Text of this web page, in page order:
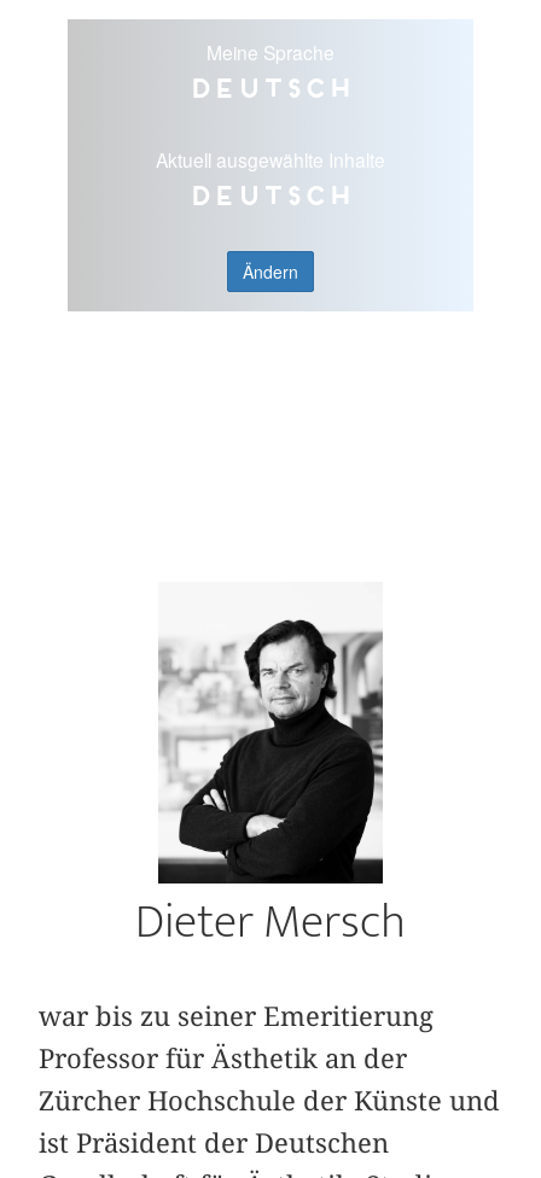
Meine Sprache
Deutsch
Aktuell ausgewählte Inhalte
Deutsch
Ändern
Dieter Mersch
war bis zu seiner Emeritierung
Professor für Ästhetik an der
Zürcher Hochschule der Künste und
ist Präsident der Deutschen